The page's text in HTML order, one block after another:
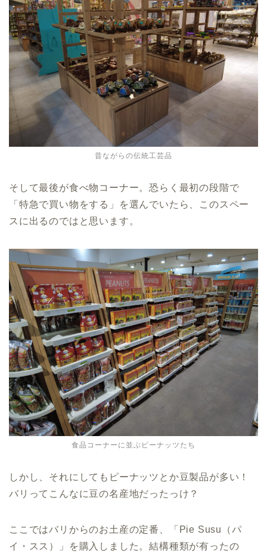
昔ながらの伝統工芸品
そして最後が食べ物コーナー。恐らく最初の段階で
「特急で買い物をする」を選んでいたら、このスペー
スに出るのではと思います。
食品コーナーに並ぶピーナッツたち
しかし、それにしてもピーナッツとか豆製品が多い！
バリってこんなに豆の名産地だったっけ？
ここではバリからのお土産の定番、「Pie Susu（パ
イ・スス）」を購入しました。結構種類が有ったの